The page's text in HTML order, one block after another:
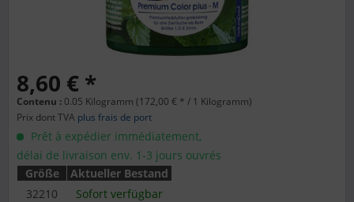
8,60 € *
Contenu : 0.05 Kilogramm (172,00 € * / 1 Kilogramm)
Prix dont TVA plus frais de port
Prêt à expédier immédiatement,
délai de livraison env. 1-3 jours ouvrés
Größe
Aktueller Bestand
32210
Sofort verfügbar